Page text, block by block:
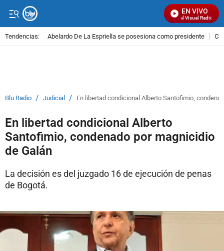
EN VIVO
Señal Visual Radio
Tendencias: Abelardo De La Espriella se posesiona como presidente
Blu Radio / Judicial / En libertad condicional Alberto Santofimio,
En libertad condicional Alberto
Santofimio, condenado por magnicidio
de Galán
La decisión es del juzgado 16 de ejecución de penas
de Bogotá.